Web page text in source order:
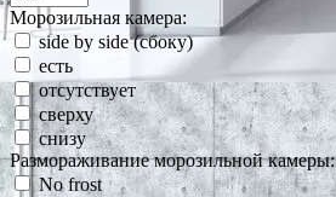
Морозильная камера:
side by side (сбоку)
есть
отсутствует
сверху
снизу
Размораживание морозильной камеры:
No frost